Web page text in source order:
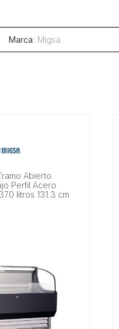
Marca: Migsa
Abierto
Perfil Acero
litros 131.3 cm